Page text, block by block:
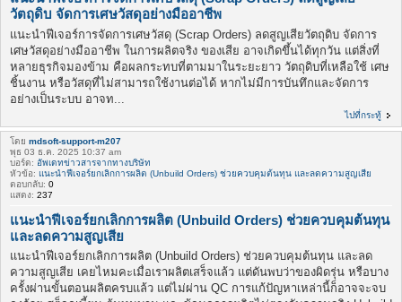
วัตถุดิบ จัดการเศษวัสดุอย่างมืออาชีพ
แนะนำฟีเจอร์การจัดการเศษวัสดุ (Scrap Orders) ลดสูญเสียวัตถุดิบ จัดการ
เศษวัสดุอย่างมืออาชีพ ในการผลิตจริง ของเสีย อาจเกิดขึ้นได้ทุกวัน แต่สิ่งที่
หลายธุรกิจมองข้าม คือผลกระทบที่ตามมาในระยะยาว วัตถุดิบที่เหลือใช้ เศษ
ชิ้นงาน หรือวัสดุที่ไม่สามารถใช้งานต่อได้ หากไม่มีการบันทึกและจัดการ
อย่างเป็นระบบ อาจท...
ไปที่กระทู้
โดย mdsoft-support-m207
พุธ 03 ธ.ค. 2025 10:37 am
บอร์ด: อัพเดทข่าวสารจากทางบริษัท
หัวข้อ: แนะนำฟีเจอร์ยกเลิกการผลิต (Unbuild Orders) ช่วยควบคุมต้นทุน และลดความสูญเสีย
ตอบกลับ: 0
แสดง: 237
แนะนำฟีเจอร์ยกเลิกการผลิต (Unbuild Orders) ช่วยควบคุมต้นทุน
และลดความสูญเสีย
แนะนำฟีเจอร์ยกเลิกการผลิต (Unbuild Orders) ช่วยควบคุมต้นทุน และลด
ความสูญเสีย เคยไหมคะเมื่อเราผลิตเสร็จแล้ว แต่ดันพบว่าของผิดรุ่น หรือบาง
ครั้งผ่านขั้นตอนผลิตครบแล้ว แต่ไม่ผ่าน QC การแก้ปัญหาเหล่านี้ก็อาจจะจบ